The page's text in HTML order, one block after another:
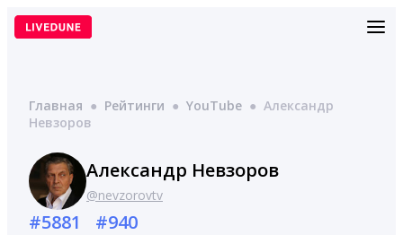
Перейти
Главная ● Рейтинги ● YouTube ● Александр
Невзоров
Александр Невзоров
@nevzorovtv
#5881 #940